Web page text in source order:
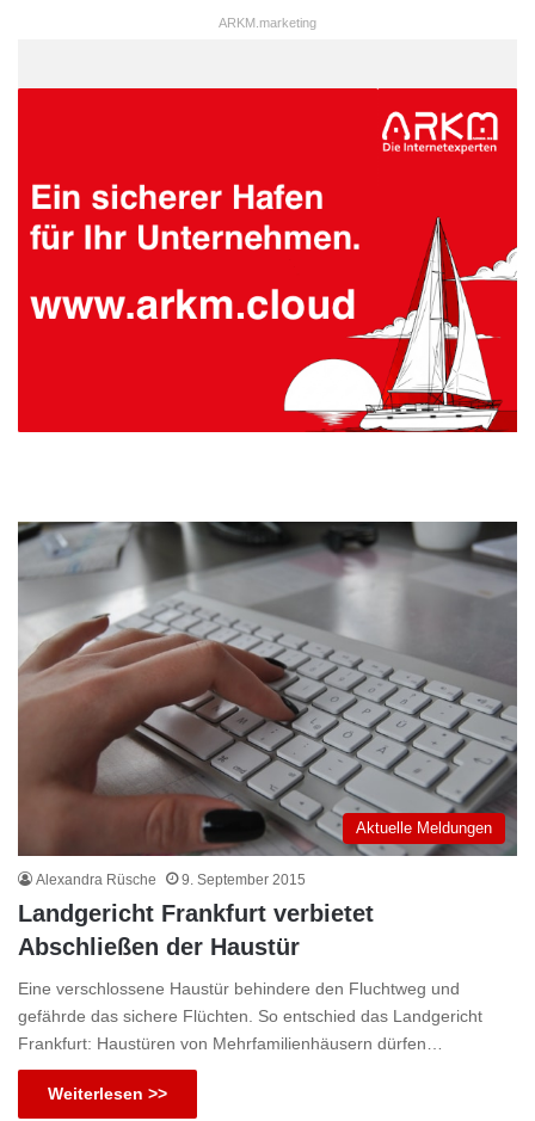
ARKM.marketing
Aktuelle Meldungen
Alexandra Rüsche 9. September 2015
Landgericht Frankfurt verbietet
Abschließen der Haustür
Eine verschlossene Haustür behindere den Fluchtweg und
gefährde das sichere Flüchten. So entschied das Landgericht
Frankfurt: Haustüren von Mehrfamilienhäusern dürfen…
Weiterlesen >>